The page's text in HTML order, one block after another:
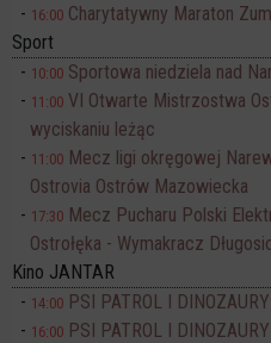
16:00 Charytatywny Maraton
Sport
10:00 Sportowa niedziela nad
11:00 VI Otwarte Mistrzostwa
wyciskaniu leżąc
11:00 Mecz ligi okręgowej
Ostrovia Ostrów Mazowiecka
17:30 Mecz Pucharu Polski
Ostrołęka - Wymakracz
Kino JANTAR
14:00 PSI PATROL I
16:00 PSI PATROL I